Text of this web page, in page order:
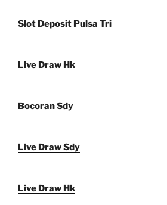
Slot Deposit Pulsa Tri
Live Draw Hk
Bocoran Sdy
Live Draw Sdy
Live Draw Hk